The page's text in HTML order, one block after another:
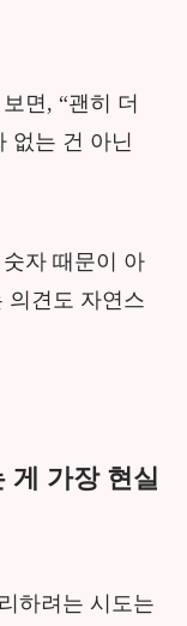
면, “괜히 더
없는 건 아닌
자 때문이 아
의견도 자연스
게 가장 현실
하려는 시도는